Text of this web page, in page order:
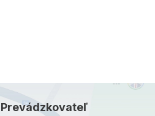
Prevádzkovateľ